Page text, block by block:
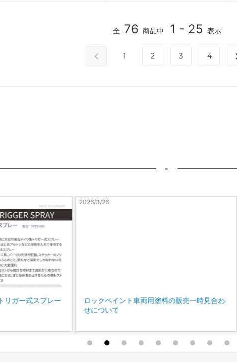
全 76 商品中 1 - 25 表示
1 2 3 4
-
料の販売一時見合わ
2026/3/25
一部塗料類の販売について